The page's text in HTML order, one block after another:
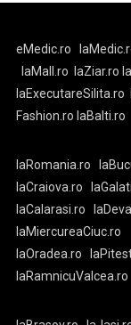
eMedic.ro
laMall.ro
laZiar.ro
laExecutareSilita.ro
Fashion.ro laBalti.ro
laRomania.ro
laCraiova.ro
laCalarasi.ro
laMiercureaCiuc.ro
laOradea.ro
laRamnicuValcea.ro